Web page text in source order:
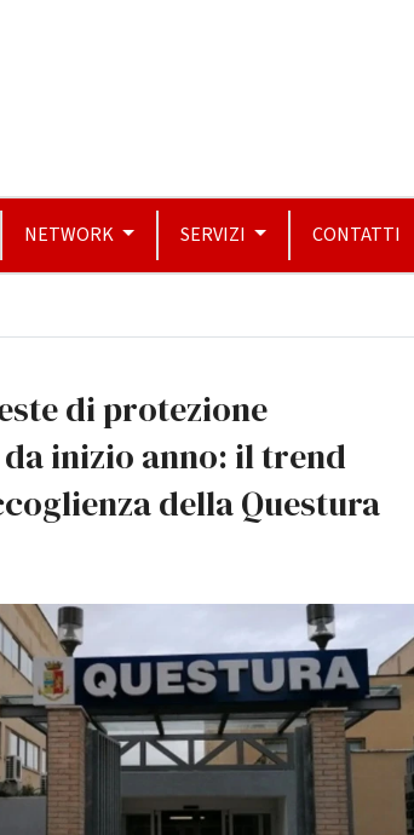
NETWORK SERVIZI CONTATTI
di protezione
inizio anno: il trend
della Questura